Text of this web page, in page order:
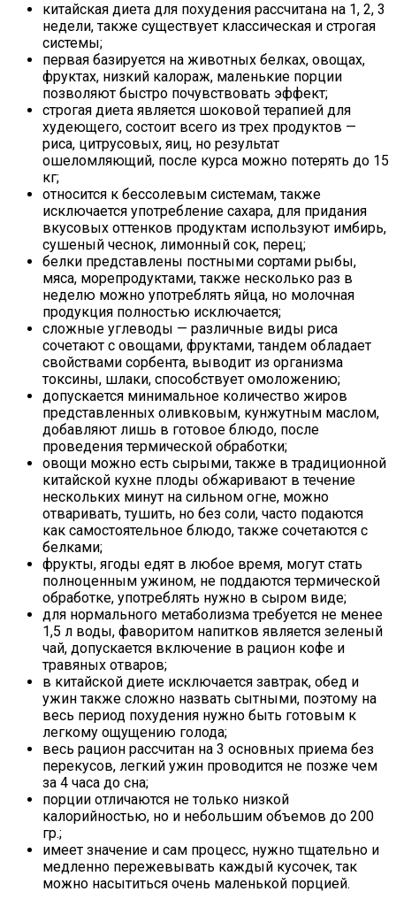
китайская диета для похудения рассчитана на 1, 2, 3
недели, также существует классическая и строгая
системы;
первая базируется на животных белках, овощах,
фруктах, низкий калораж, маленькие порции
позволяют быстро почувствовать эффект;
строгая диета является шоковой терапией для
худеющего, состоит всего из трех продуктов —
риса, цитрусовых, яиц, но результат
ошеломляющий, после курса можно потерять до 15
кг;
относится к бессолевым системам, также
исключается употребление сахара, для придания
вкусовых оттенков продуктам используют имбирь,
сушеный чеснок, лимонный сок, перец;
белки представлены постными сортами рыбы,
мяса, морепродуктами, также несколько раз в
неделю можно употреблять яйца, но молочная
продукция полностью исключается;
сложные углеводы — различные виды риса
сочетают с овощами, фруктами, тандем обладает
свойствами сорбента, выводит из организма
токсины, шлаки, способствует омоложению;
допускается минимальное количество жиров
представленных оливковым, кунжутным маслом,
добавляют лишь в готовое блюдо, после
проведения термической обработки;
овощи можно есть сырыми, также в традиционной
китайской кухне плоды обжаривают в течение
нескольких минут на сильном огне, можно
отваривать, тушить, но без соли, часто подаются
как самостоятельное блюдо, также сочетаются с
белками;
фрукты, ягоды едят в любое время, могут стать
полноценным ужином, не поддаются термической
обработке, употреблять нужно в сыром виде;
для нормального метаболизма требуется не менее
1,5 л воды, фаворитом напитков является зеленый
чай, допускается включение в рацион кофе и
травяных отваров;
в китайской диете исключается завтрак, обед и
ужин также сложно назвать сытными, поэтому на
весь период похудения нужно быть готовым к
легкому ощущению голода;
весь рацион рассчитан на 3 основных приема без
перекусов, легкий ужин проводится не позже чем
за 4 часа до сна;
порции отличаются не только низкой
калорийностью, но и небольшим объемов до 200
гр.;
имеет значение и сам процесс, нужно тщательно и
медленно пережевывать каждый кусочек, так
можно насытиться очень маленькой порцией.